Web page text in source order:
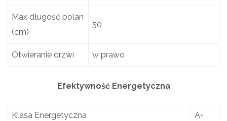
Max długość polan
(cm)
50
Otwieranie drzwi w prawo
Efektywność Energetyczna
Klasa Energetyczna A+